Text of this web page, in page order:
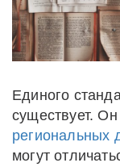
Единого
существует.
региональных
могут